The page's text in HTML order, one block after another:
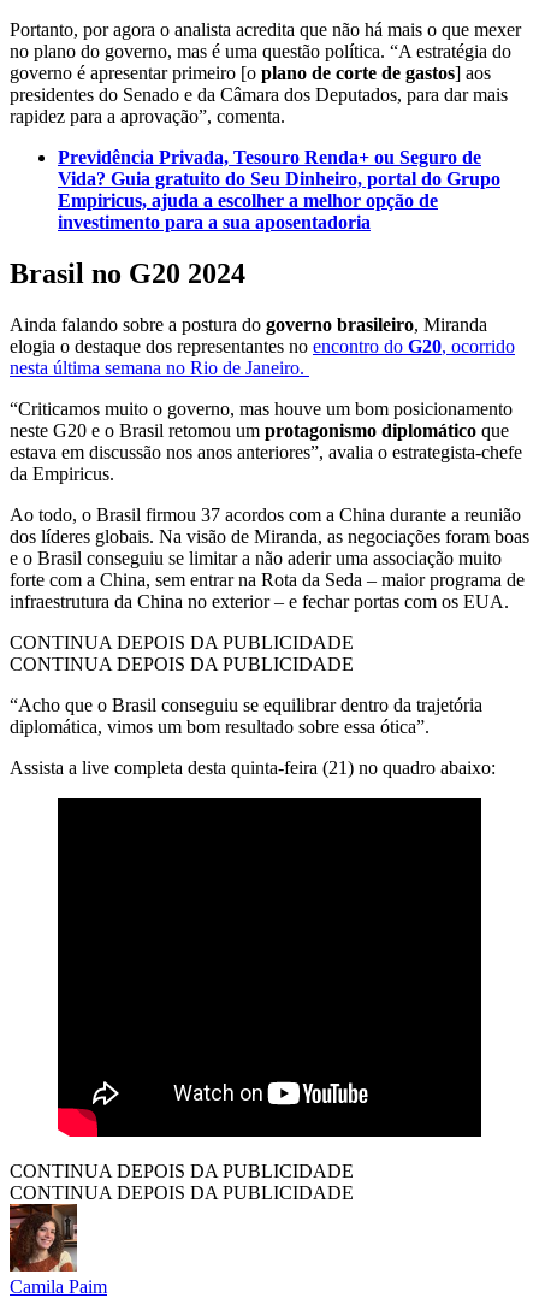
Portanto, por agora o analista acredita que não há mais o que mexer
no plano do governo, mas é uma questão política. “A estratégia do
governo é apresentar primeiro [o plano de corte de gastos] aos
presidentes do Senado e da Câmara dos Deputados, para dar mais
rapidez para a aprovação”, comenta.
Previdência Privada, Tesouro Renda+ ou Seguro de
Vida? Guia gratuito do Seu Dinheiro, portal do Grupo
Empiricus, ajuda a escolher a melhor opção de
investimento para a sua aposentadoria
Brasil no G20 2024
Ainda falando sobre a postura do governo brasileiro, Miranda
elogia o destaque dos representantes no encontro do G20, ocorrido
nesta última semana no Rio de Janeiro.
“Criticamos muito o governo, mas houve um bom posicionamento
neste G20 e o Brasil retomou um protagonismo diplomático que
estava em discussão nos anos anteriores”, avalia o estrategista-chefe
da Empiricus.
Ao todo, o Brasil firmou 37 acordos com a China durante a reunião
dos líderes globais. Na visão de Miranda, as negociações foram boas
e o Brasil conseguiu se limitar a não aderir uma associação muito
forte com a China, sem entrar na Rota da Seda – maior programa de
infraestrutura da China no exterior – e fechar portas com os EUA.
CONTINUA DEPOIS DA PUBLICIDADE
CONTINUA DEPOIS DA PUBLICIDADE
“Acho que o Brasil conseguiu se equilibrar dentro da trajetória
diplomática, vimos um bom resultado sobre essa ótica”.
Assista a live completa desta quinta-feira (21) no quadro abaixo:
CONTINUA DEPOIS DA PUBLICIDADE
CONTINUA DEPOIS DA PUBLICIDADE
Camila Paim